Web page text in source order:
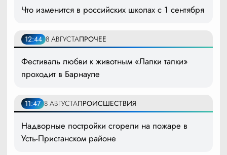
Что изменится в российских школах с 1 сентября
12:44 8 АВГУСТАПРОЧЕЕ
Фестиваль любви к животным «Лапки тапки»
проходит в Барнауле
11:47 8 АВГУСТАПРОИСШЕСТВИЯ
Надворные постройки сгорели на пожаре в
Усть-Пристанском районе